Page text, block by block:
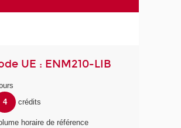
UE : ENM210-LIB
4
crédits
horaire de référence